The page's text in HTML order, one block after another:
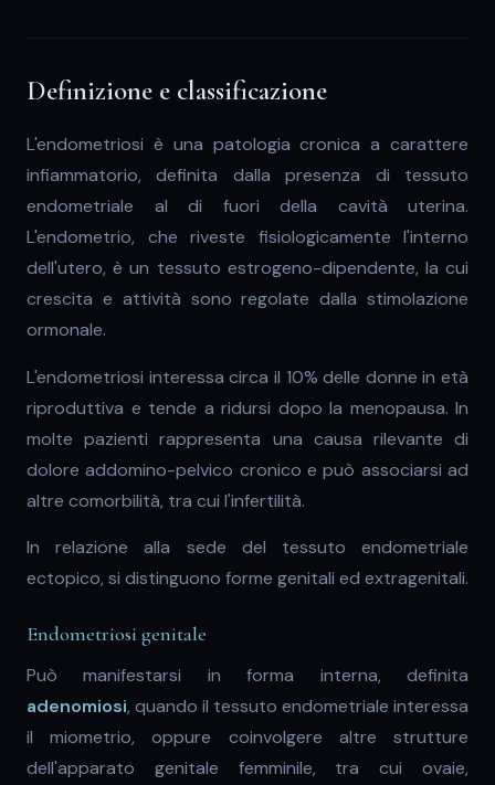
Definizione e classificazione
L'endometriosi è una patologia cronica a carattere
infiammatorio, definita dalla presenza di tessuto
endometriale al di fuori della cavità uterina.
L'endometrio, che riveste fisiologicamente l'interno
dell'utero, è un tessuto estrogeno-dipendente, la cui
crescita e attività sono regolate dalla stimolazione
ormonale.
L'endometriosi interessa circa il 10% delle donne in età
riproduttiva e tende a ridursi dopo la menopausa. In
molte pazienti rappresenta una causa rilevante di
dolore addomino-pelvico cronico e può associarsi ad
altre comorbilità, tra cui l'infertilità.
In relazione alla sede del tessuto endometriale
ectopico, si distinguono forme genitali ed extragenitali.
Endometriosi genitale
Può manifestarsi in forma interna, definita
adenomiosi, quando il tessuto endometriale interessa
il miometrio, oppure coinvolgere altre strutture
dell'apparato genitale femminile, tra cui ovaie,